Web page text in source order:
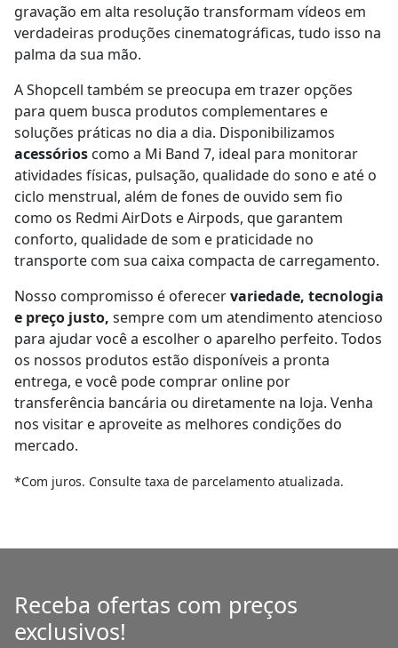
gravação em alta resolução transformam vídeos em
verdadeiras produções cinematográficas, tudo isso na
palma da sua mão.
A Shopcell também se preocupa em trazer opções
para quem busca produtos complementares e
soluções práticas no dia a dia. Disponibilizamos
acessórios como a Mi Band 7, ideal para monitorar
atividades físicas, pulsação, qualidade do sono e até o
ciclo menstrual, além de fones de ouvido sem fio
como os Redmi AirDots e Airpods, que garantem
conforto, qualidade de som e praticidade no
transporte com sua caixa compacta de carregamento.
Nosso compromisso é oferecervariedade, tecnologia
e preço justo, sempre com um atendimento atencioso
para ajudar você a escolher o aparelho perfeito. Todos
os nossos produtos estão disponíveis a pronta
entrega, e você pode comprar online por
transferência bancária ou diretamente na loja. Venha
nos visitar e aproveite as melhores condições do
mercado.
*Com juros. Consulte taxa de parcelamento atualizada.
Receba ofertas com preços
exclusivos!